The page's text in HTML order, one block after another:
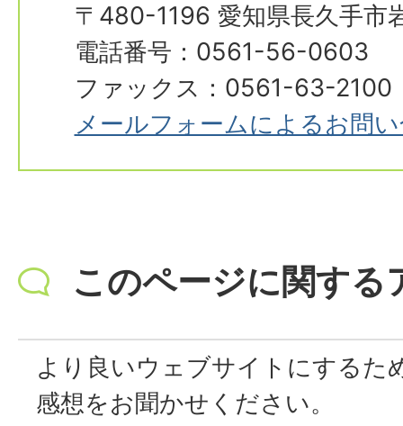
〒480-1196 愛知県長久手市
電話番号：0561-56-0603
ファックス：0561-63-2100
メールフォームによるお問
このページに関する
より良いウェブサイトにするた
感想をお聞かせください。